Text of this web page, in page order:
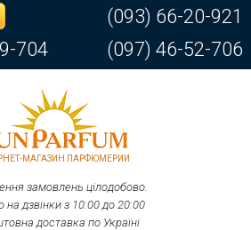
(093) 66-20-921
704
(097) 46-52-706
МАГАЗИН ПАРФЮМЕРИИ
замовлень цілодобово.
на дзвінки з 10:00 до 20:00
доставка по Україні